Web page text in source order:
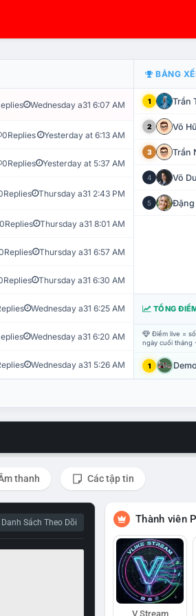
HỆ THỐNG GIÁM SÁT TỰ ĐỘNG VÀ CHẾ
Wednesday a31 6:07 AM
0Replies Yesterday at 6:13 AM
0Replies Yesterday at 5:37 AM
Replies Thursday a31 2:43 PM
0Replies Thursday a31 8:01 AM
Replies Thursday a31 6:57 AM
Replies Thursday a31 6:30 AM
Wednesday a31 6:25 AM
Wednesday a31 6:20 AM
Wednesday a31 5:26 AM
BẢNG
1 Trần
2 Võ
3 Trần
4 Võ
5 Đặng
TỔNG
Điểm live =
ngày cuối tháng
1
thanh Các tập tin
Danh Sách Theo Dõi Thành viên
V Stream